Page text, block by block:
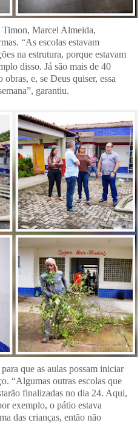
Timon, Marcel Almeida,
“As escolas estavam
na estrutura, porque estavam
disso. Já são mais de 40
e, se Deus quiser, essa
garantiu.
que as aulas possam iniciar
“Algumas outras escolas que
finalizadas no dia 24. Aqui,
exemplo, o pátio estava
das crianças, então não